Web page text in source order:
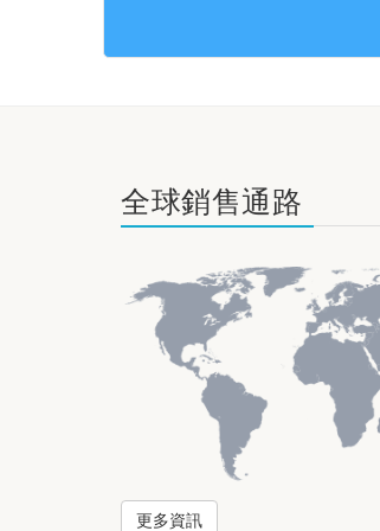
全球銷售通路
更多資訊